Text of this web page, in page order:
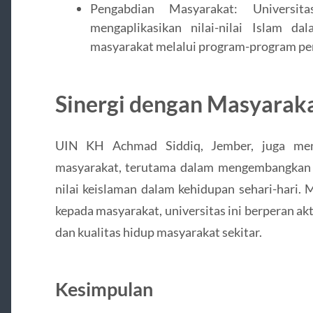
Pengabdian Masyarakat:
mengaplikasikan nilai-nilai Islam
masyarakat melalui program-program
Sinergi dengan
UIN KH Achmad Siddiq, Jember, juga
masyarakat, terutama dalam
nilai keislaman dalam kehidupan sehari-hari.
kepada masyarakat, universitas ini berperan
dan kualitas hidup masyarakat sekitar.
Kesimpulan